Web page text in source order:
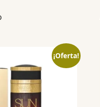
¡Oferta!